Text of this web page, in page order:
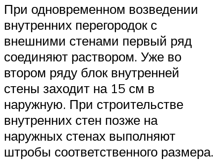
При одновременном возведении
внутренних перегородок с
внешними стенами первый ряд
соединяют раствором. Уже во
втором ряду блок внутренней
стены заходит на 15 см в
наружную. При строительстве
внутренних стен позже на
наружных стенах выполняют
штробы соответственного размера.